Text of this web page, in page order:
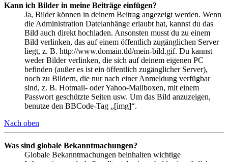
Kann ich Bilder in meine Beiträge einfügen?
Ja, Bilder können in deinem Beitrag angezeigt werden. Wenn
die Administration Dateianhänge erlaubt hat, kannst du das
Bild auch direkt hochladen. Ansonsten musst du zu einem
Bild verlinken, das auf einem öffentlich zugänglichen Server
liegt, z. B. http://www.domain.tld/mein-bild.gif. Du kannst
weder Bilder verlinken, die sich auf deinem eigenen PC
befinden (außer es ist ein öffentlich zugänglicher Server),
noch zu Bildern, die nur nach einer Anmeldung verfügbar
sind, z. B. Hotmail- oder Yahoo-Mailboxen, mit einem
Passwort geschützte Seiten usw. Um das Bild anzuzeigen,
benutze den BBCode-Tag „[img]“.
Nach oben
Was sind globale Bekanntmachungen?
Globale Bekanntmachungen beinhalten wichtige